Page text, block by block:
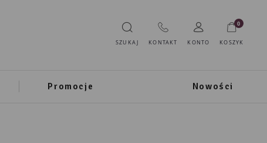
SZUKAJ KONTAKT KONTO KOSZYK
0
Promocje Nowości